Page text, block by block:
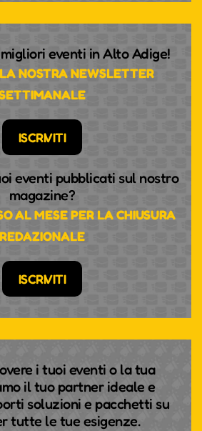
eventi in Alto Adige!
NOSTRA NEWSLETTER
ISCRIVITI
eventi pubblicati sul nostro
magazine?
AL MESE PER LA CHIUSURA
REDAZIONALE
ISCRIVITI
i tuoi eventi o la tua
il tuo partner ideale e
soluzioni e pacchetti su
tutte le tue esigenze.